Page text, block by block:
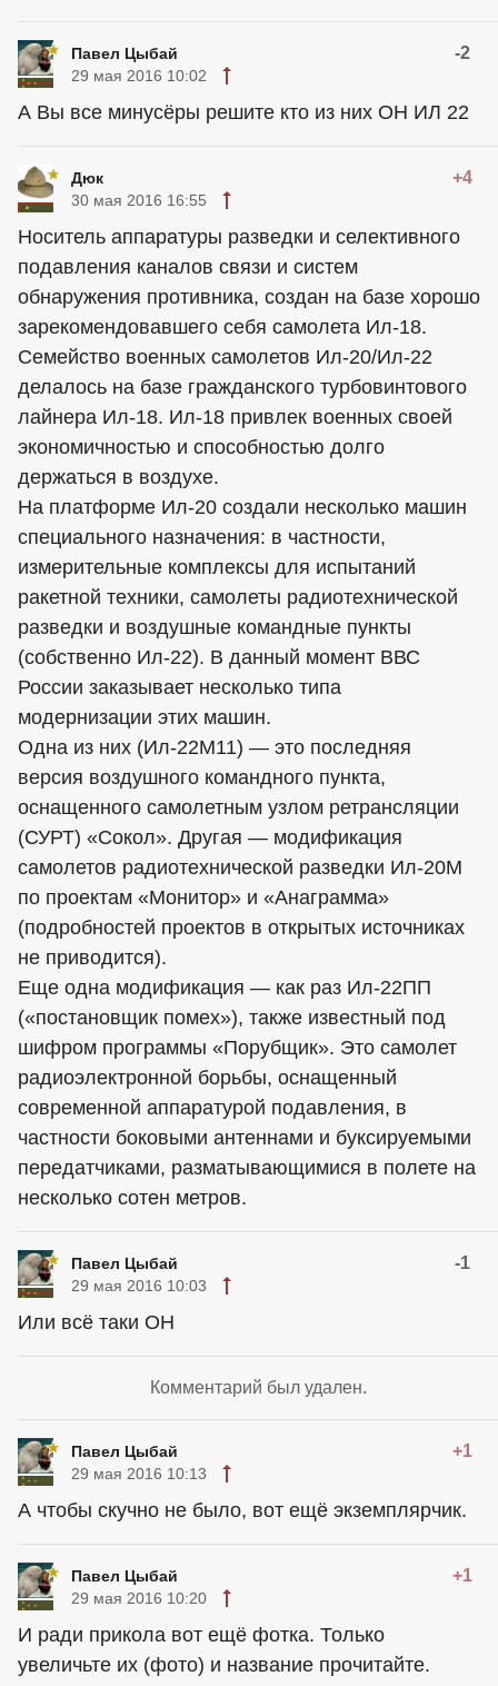
Павел Цыбай -2
29 мая 2016 10:02
А Вы все минусёры решите кто из них ОН ИЛ 22
Дюк +4
30 мая 2016 16:55
Носитель аппаратуры разведки и селективного
подавления каналов связи и систем
обнаружения противника, создан на базе хорошо
зарекомендовавшего себя самолета Ил-18.
Семейство военных самолетов Ил-20/Ил-22
делалось на базе гражданского турбовинтового
лайнера Ил-18. Ил-18 привлек военных своей
экономичностью и способностью долго
держаться в воздухе.
На платформе Ил-20 создали несколько машин
специального назначения: в частности,
измерительные комплексы для испытаний
ракетной техники, самолеты радиотехнической
разведки и воздушные командные пункты
(собственно Ил-22). В данный момент ВВС
России заказывает несколько типа
модернизации этих машин.
Одна из них (Ил-22М11) — это последняя
версия воздушного командного пункта,
оснащенного самолетным узлом ретрансляции
(СУРТ) «Сокол». Другая — модификация
самолетов радиотехнической разведки Ил-20М
по проектам «Монитор» и «Анаграмма»
(подробностей проектов в открытых источниках
не приводится).
Еще одна модификация — как раз Ил-22ПП
(«постановщик помех»), также известный под
шифром программы «Порубщик». Это самолет
радиоэлектронной борьбы, оснащенный
современной аппаратурой подавления, в
частности боковыми антеннами и буксируемыми
передатчиками, разматывающимися в полете на
несколько сотен метров.
Павел Цыбай -1
29 мая 2016 10:03
Или всё таки ОН
Комментарий был удален.
Павел Цыбай +1
29 мая 2016 10:13
А чтобы скучно не было, вот ещё экземплярчик.
Павел Цыбай +1
29 мая 2016 10:20
И ради прикола вот ещё фотка. Только
увеличьте их (фото) и название прочитайте.